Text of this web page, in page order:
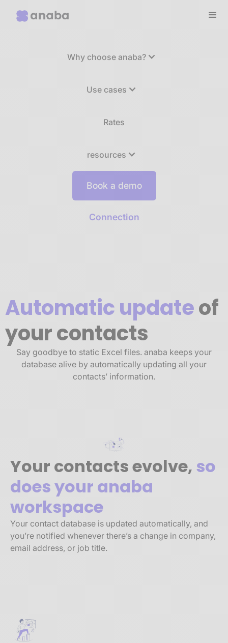
Why choose anaba?
Use cases
Rates
resources
Book a demo
Connection
Automatic updateof
your contacts
Say goodbye to static Excel files. anaba keeps your
database alive by automatically updating all your
contacts’ information.
Your contacts evolve, so
does your anaba
workspace
Your contact database is updated automatically, and
you’re notified whenever there’s a change in company,
email address, or job title.